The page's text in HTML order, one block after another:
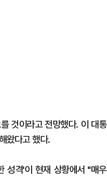
것이라고 전망했다. 이 대통
왔다고 했다.
성격'이 현재 상황에서 "매우